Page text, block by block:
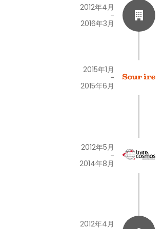
2012年4月
-
2016年3月
2015年1月
-
2015年6月
2012年5月
-
2014年8月
2012年4月